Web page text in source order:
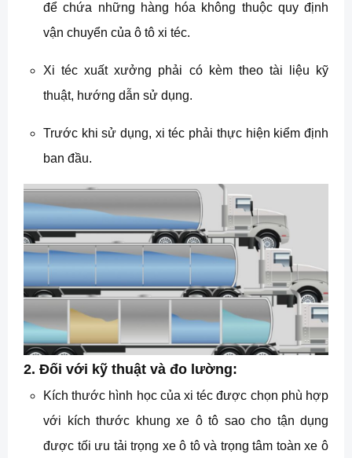
để chứa những hàng hóa không thuộc quy định
vận chuyển của ô tô xi téc.
Xi téc xuất xưởng phải có kèm theo tài liệu kỹ
thuật, hướng dẫn sử dụng.
Trước khi sử dụng, xi téc phải thực hiện kiểm định
ban đầu.
2. Đối với kỹ thuật và đo lường:
Kích thước hình học của xi téc được chọn phù hợp
với kích thước khung xe ô tô sao cho tận dụng
được tối ưu tải trọng xe ô tô và trọng tâm toàn xe ô